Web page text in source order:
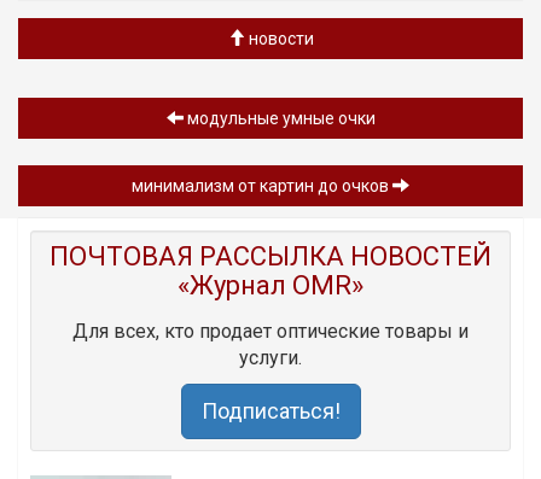
новости
модульные умные очки
минимализм от картин до очков
ПОЧТОВАЯ РАССЫЛКА НОВОСТЕЙ
«Журнал OMR»
Для всех, кто продает оптические товары и
услуги.
Подписаться!